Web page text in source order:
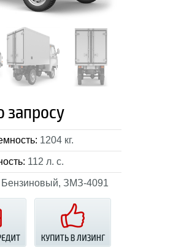
запросу
1204 кг.
112 л. с.
Бензиновый, ЗМЗ-4091